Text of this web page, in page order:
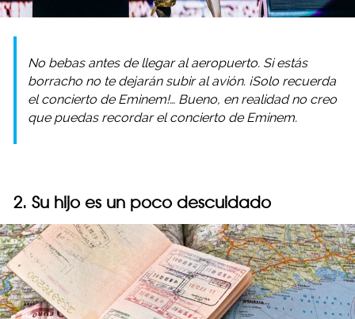
No bebas antes de llegar al aeropuerto. Si estás
borracho no te dejarán subir al avión. ¡Solo recuerda
el concierto de Eminem!… Bueno, en realidad no creo
que puedas recordar el concierto de Eminem.
2. Su hijo es un poco descuidado